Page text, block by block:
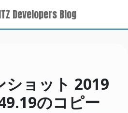
Developers Blog
ショット 2019
のコピー